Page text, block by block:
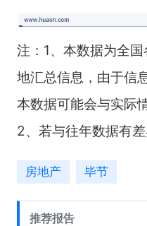
注：1、本数据为全
地汇总信息，由于信
本数据可能会与实际
2、若与往年数据有
房地产 毕节
推荐报告